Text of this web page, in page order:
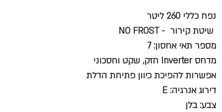
נפח כללי 260 ליטר
שיטת קירור - NO FROST
מספר תאי אחסון: 7
מדחס Inverter חזק, שקט וחסכוני
אפשרות להפיכת כיוון פתיחת הדלת
דירוג אנרגיה: E
צבע: בלן